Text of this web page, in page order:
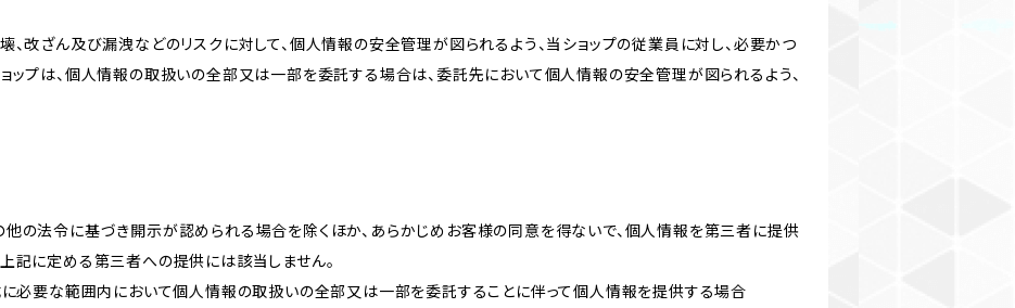
、改ざん及び漏洩などのリスクに対して、個人情報の安全管理が図られるよう、当ショップの従業員に対し、必要かつ
ップは、個人情報の取扱いの全部又は一部を委託する場合は、委託先において個人情報の安全管理が図られるよう、
他の法令に基づき開示が認められる場合を除くほか、あらかじめお客様の同意を得ないで、個人情報を第三者に提供
記に定める第三者への提供には該当しません。
に必要な範囲内において個人情報の取扱いの全部又は一部を委託することに伴って個人情報を提供する場合